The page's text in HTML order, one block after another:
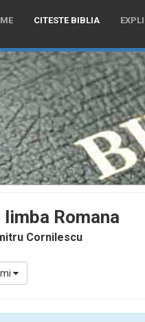
CITESTE BIBLIA
Romana
Cornilescu